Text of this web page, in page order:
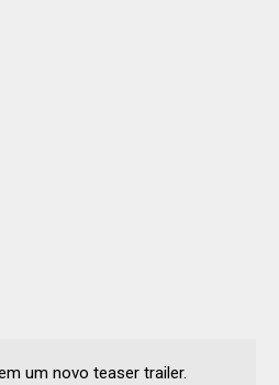
um novo teaser trailer.